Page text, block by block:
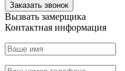
Заказать звонок
Вызвать замерщика
Контактная информация